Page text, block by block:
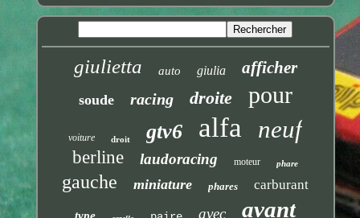
giulietta auto giulia afficher
soude racing droite pour
voiture droit gtv6 alfa neuf
berline laudoracing moteur phare
gauche miniature phares carburant
avec avant